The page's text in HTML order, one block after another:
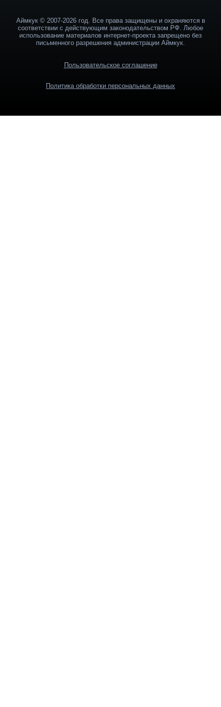
Аймкук © 2007-2026 год. Все права защищены и охраняются в
соответствии с действующим законодательством РФ. Любое
использование материалов интернет-проекта запрещено без
письменного разрешения администрации Аймкук.
Пользовательское соглашение
Политика обработки персональных данных